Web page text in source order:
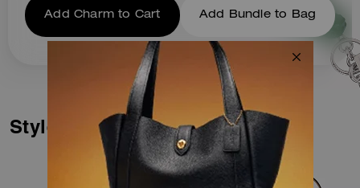
Add Charm to Cart Add Bundle to Bag
Styles similaires